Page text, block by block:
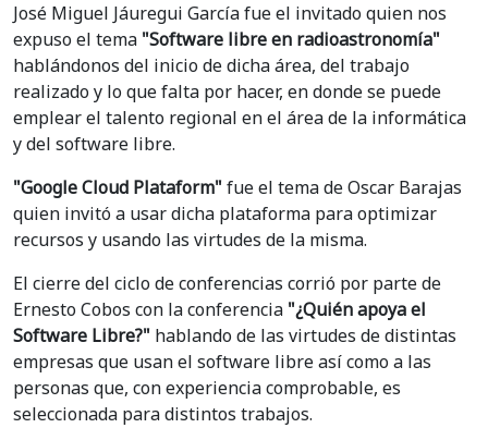
José Miguel Jáuregui García fue el invitado quien nos
expuso el tema "Software libre en radioastronomía"
hablándonos del inicio de dicha área, del trabajo
realizado y lo que falta por hacer, en donde se puede
emplear el talento regional en el área de la informática
y del software libre.
"Google Cloud Plataform" fue el tema de Oscar Barajas
quien invitó a usar dicha plataforma para optimizar
recursos y usando las virtudes de la misma.
El cierre del ciclo de conferencias corrió por parte de
Ernesto Cobos con la conferencia "¿Quién apoya el
Software Libre?" hablando de las virtudes de distintas
empresas que usan el software libre así como a las
personas que, con experiencia comprobable, es
seleccionada para distintos trabajos.